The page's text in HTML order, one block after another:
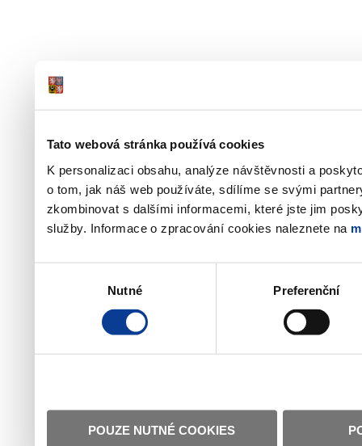
Tato webová stránka používá cookies
K personalizaci obsahu, analýze návštěvnosti a
o tom, jak náš web používáte, sdílíme se svými
zkombinovat s dalšími informacemi, které jste jim
služby. Informace o zpracování cookies naleznete na
Nutné Preferenční
POUZE NUTNÉ COOKIES